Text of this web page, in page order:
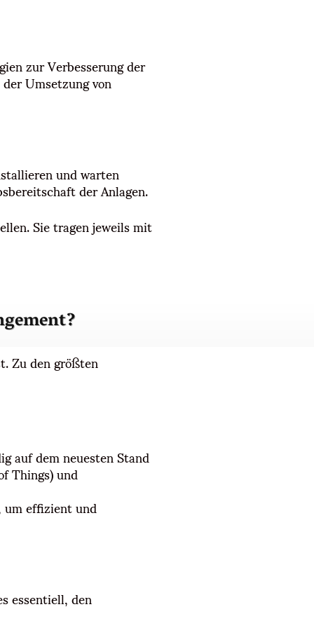
zur Verbesserung der
Umsetzung von
und warten
der Anlagen.
Sie tragen jeweils mit
Zu den größten
auf dem neuesten Stand
Things) und
effizient und
essentiell, den